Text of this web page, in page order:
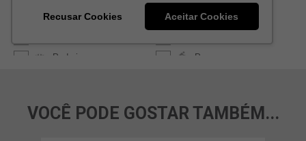
VOCÊ PODE GOSTAR TAMBÉM...